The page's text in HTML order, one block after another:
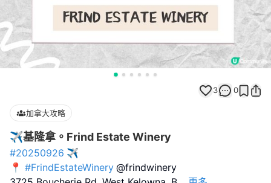
3 0
加拿大攻略
✈️基隆拿。Frind Estate Winery
#20250926 ✈️
📍 #FrindEstateWinery @frindwinery